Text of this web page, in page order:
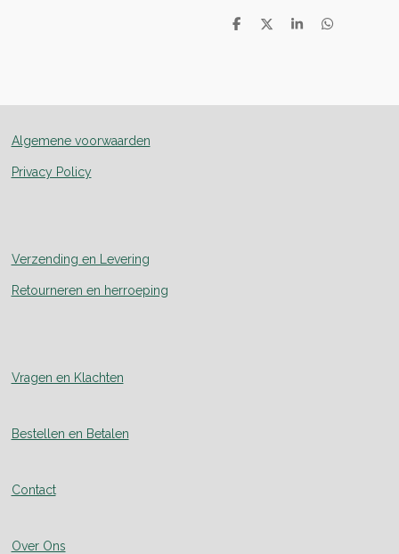
D
D
S
D
Algemene voorwaarden
Privacy Policy
Verzending en Levering
Retourneren en herroeping
Vragen en Klachten
Bestellen en Betalen
Contact
Over Ons